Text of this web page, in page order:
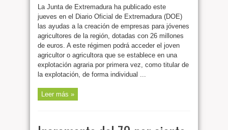
La Junta de Extremadura ha publicado este
jueves en el Diario Oficial de Extremadura (DOE)
las ayudas a la creación de empresas para jóvenes
agricultores de la región, dotadas con 26 millones
de euros. A este régimen podrá acceder el joven
agricultor o agricultora que se establece en una
explotación agraria por primera vez, como titular de
la explotación, de forma individual ...
Leer más »